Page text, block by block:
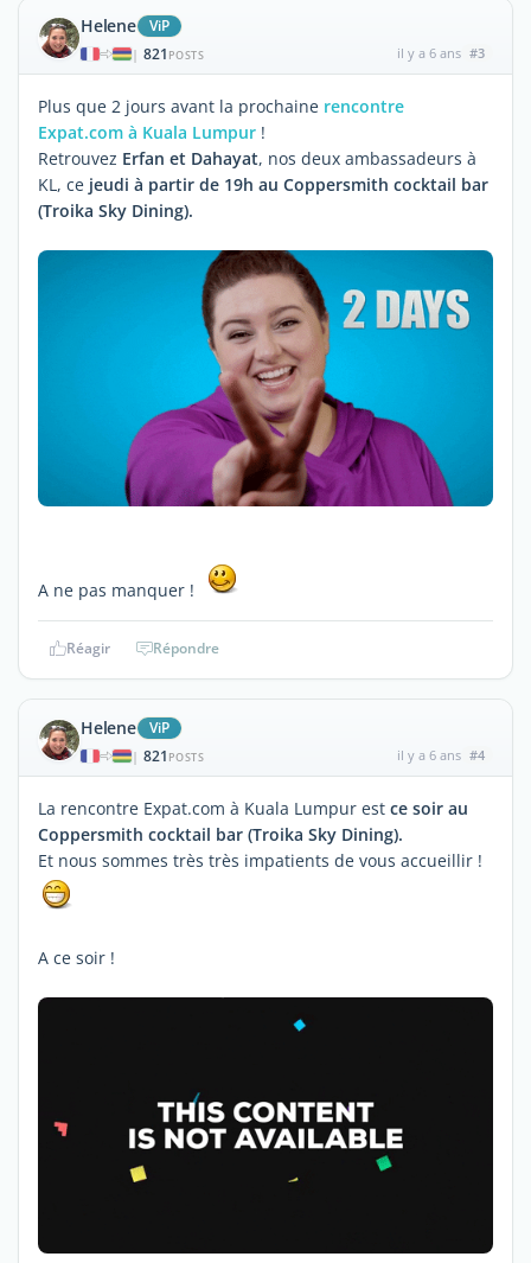
Helene ViP
| 821 POSTS il y a 6 ans #3
Plus que 2 jours avant la prochaine rencontre
Expat.com à Kuala Lumpur !
Retrouvez Erfan et Dahayat, nos deux ambassadeurs à
KL, ce jeudi à partir de 19h au Coppersmith cocktail bar
(Troika Sky Dining).
A ne pas manquer !
Réagir Répondre
Helene ViP
| 821 POSTS il y a 6 ans #4
La rencontre Expat.com à Kuala Lumpur est ce soir au
Coppersmith cocktail bar (Troika Sky Dining).
Et nous sommes très très impatients de vous accueillir !
A ce soir !